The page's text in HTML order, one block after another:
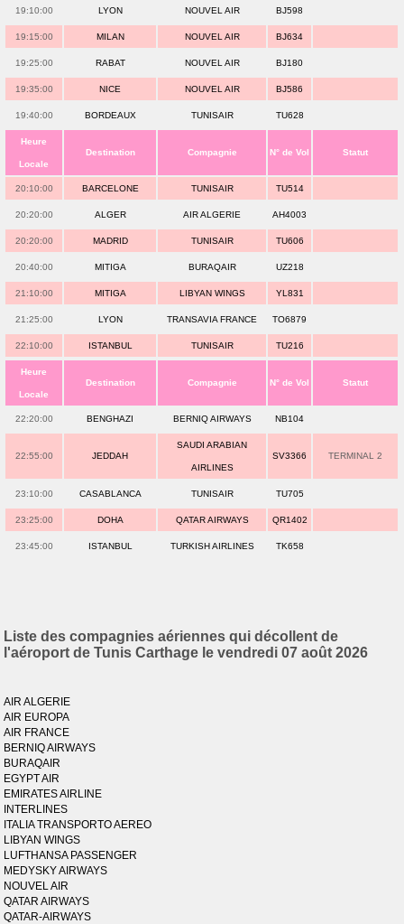
19:10:00 LYON NOUVEL AIR BJ598
19:15:00 MILAN NOUVEL AIR BJ634
19:25:00 RABAT NOUVEL AIR BJ180
19:35:00 NICE NOUVEL AIR BJ586
19:40:00 BORDEAUX TUNISAIR TU628
Heure
Locale
Destination Compagnie N° de Vol Statut
20:10:00 BARCELONE TUNISAIR TU514
20:20:00 ALGER AIR ALGERIE AH4003
20:20:00 MADRID TUNISAIR TU606
20:40:00 MITIGA BURAQAIR UZ218
21:10:00 MITIGA LIBYAN WINGS YL831
21:25:00 LYON TRANSAVIA FRANCE TO6879
22:10:00 ISTANBUL TUNISAIR TU216
Heure
Locale
Destination Compagnie N° de Vol Statut
22:20:00 BENGHAZI BERNIQ AIRWAYS NB104
22:55:00 JEDDAH
SAUDI ARABIAN
AIRLINES
SV3366 TERMINAL 2
23:10:00 CASABLANCA TUNISAIR TU705
23:25:00 DOHA QATAR AIRWAYS QR1402
23:45:00 ISTANBUL TURKISH AIRLINES TK658
Liste des compagnies aériennes qui décollent de
l'aéroport de Tunis Carthage le vendredi 07 août 2026
AIR ALGERIE
AIR EUROPA
AIR FRANCE
BERNIQ AIRWAYS
BURAQAIR
EGYPT AIR
EMIRATES AIRLINE
INTERLINES
ITALIA TRANSPORTO AEREO
LIBYAN WINGS
LUFTHANSA PASSENGER
MEDYSKY AIRWAYS
NOUVEL AIR
QATAR AIRWAYS
QATAR-AIRWAYS